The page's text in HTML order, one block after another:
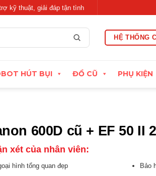
giải đáp tận tình Đổi trả linh hoạt trong
HỆ THỐNG
HÚT BỤI ĐỒ CŨ PHỤ KIỆN
600D cũ + EF 50 II
xét của nhân viên:
hình tổng quan đẹp Bảo